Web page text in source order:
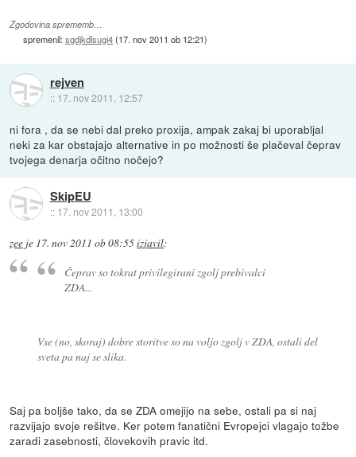
Zgodovina sprememb…
spremenil:sgdjkdlsugi4(17. nov 2011 ob 12:21)
rejven
:: 17. nov 2011, 12:57
ni fora , da se nebi dal preko proxija, ampak zakaj bi uporabljal
neki za kar obstajajo alternative in po možnosti še plačeval čeprav
tvojega denarja očitno nočejo?
SkipEU
:: 17. nov 2011, 13:00
zee je 17. nov 2011 ob 08:55izjavil:
Čeprav so tokrat privilegirani zgolj prebivalci
ZDA...
Vse (no, skoraj) dobre storitve so na voljo zgolj v ZDA, ostali del
sveta pa naj se slika.
Saj pa boljše tako, da se ZDA omejijo na sebe, ostali pa si naj
razvijajo svoje rešitve. Ker potem fanatični Evropejci vlagajo tožbe
zaradi zasebnosti, človekovih pravic itd.